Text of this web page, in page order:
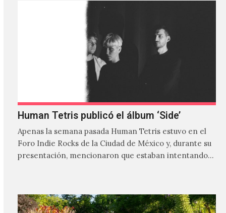
Human Tetris publicó el álbum ‘Side’
Apenas la semana pasada Human Tetris estuvo en el
Foro Indie Rocks de la Ciudad de México y, durante su
presentación, mencionaron que estaban intentando…